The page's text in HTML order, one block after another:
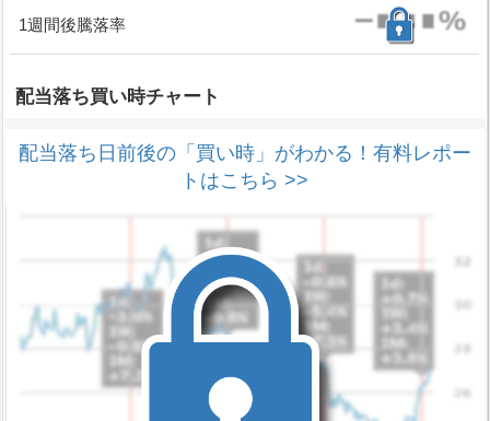
1週間後騰落率
配当落ち買い時チャート
配当落ち日前後の「買い時」がわかる！有料レポー
トはこちら >>